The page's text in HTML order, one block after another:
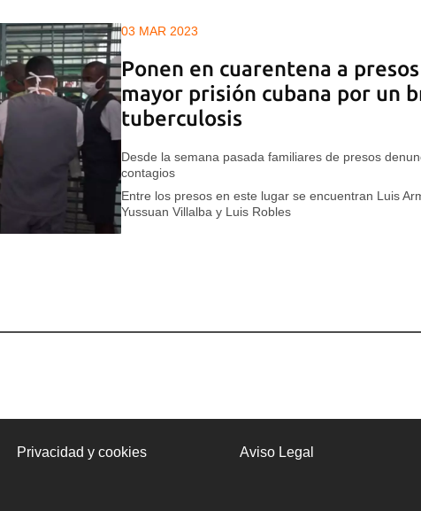
03 MAR 2023
Ponen en cuarentena a
mayor prisión cubana por un
tuberculosis
Desde la semana pasada familiares de presos
contagios
Entre los presos en este lugar se encuentran Luis
Yussuan Villalba y Luis Robles
Privacidad y cookies Aviso Legal